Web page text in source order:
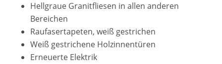
Hellgraue Granitfliesen in allen anderen
Bereichen
Raufasertapeten, weiß gestrichen
Weiß gestrichene Holzinnentüren
Erneuerte Elektrik